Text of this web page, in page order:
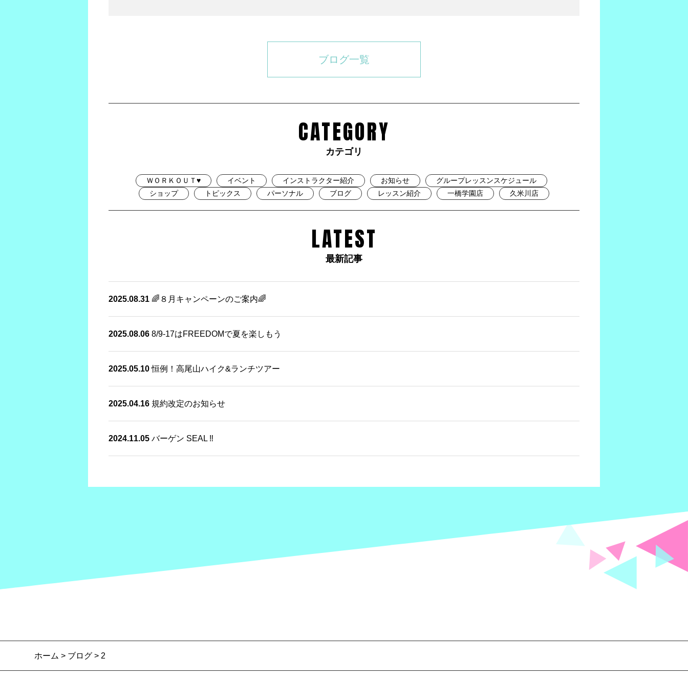
ブログ一覧
CATEGORY
カテゴリ
ＷＯＲＫＯＵＴ♥ イベント インストラクター紹介 お知らせ
グループレッスンスケジュール
ショップ
トピックス パーソナル ブログ レッスン紹介 一橋学園店 久米川店
LATEST
最新記事
2025.08.31 🌈８月キャンペーンのご案内🌈
2025.08.06 8/9-17はFREEDOMで夏を楽しもう
2025.05.10恒例！高尾山ハイク&ランチツアー
2025.04.16 規約改定のお知らせ
2024.11.05 バーゲン SEAL ‼
ホーム> ブログ > 2